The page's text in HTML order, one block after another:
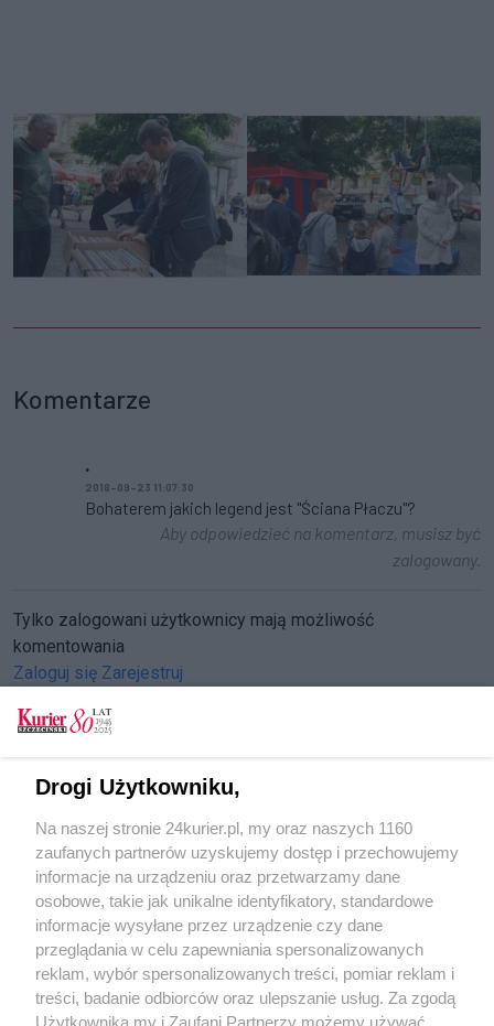
Komentarze
.
2018-09-23 11:07:30
Bohaterem jakich legend jest "Ściana Płaczu"?
Aby odpowiedzieć na komentarz, musisz być
zalogowany.
Tylko zalogowani użytkownicy mają możliwość
komentowania
Zaloguj się Zarejestruj
CZYTAJ TAKŻE
Plenerowa impreza u Jadwigi
Pchli targ na Pogodnie i gryfy
POGODA
17℃
Drogi Użytkowniku,
Na naszej stronie 24kurier.pl, my oraz naszych 1160
zaufanych partnerów uzyskujemy dostęp i przechowujemy
informacje na urządzeniu oraz przetwarzamy dane
osobowe, takie jak unikalne identyfikatory, standardowe
informacje wysyłane przez urządzenie czy dane
przeglądania w celu zapewniania spersonalizowanych
reklam, wybór spersonalizowanych treści, pomiar reklam i
treści, badanie odbiorców oraz ulepszanie usług. Za zgodą
Użytkownika my i Zaufani Partnerzy możemy używać